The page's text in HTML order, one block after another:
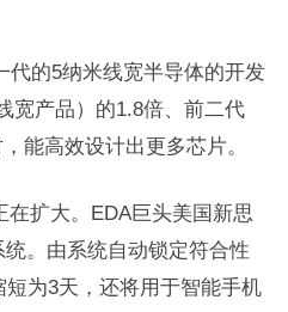
代的5纳米线宽半导体的开发
宽产品）的1.8倍、前二代
能高效设计出更多芯片。
在扩大。EDA巨头美国新思
。由系统自动锁定符合性
为3天，还将用于智能手机